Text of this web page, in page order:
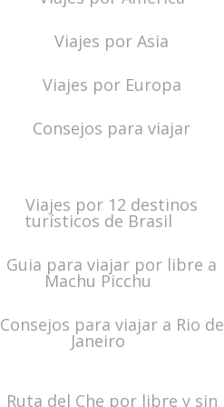
Viajes por Asia
Viajes por Europa
Consejos para viajar
Viajes por 12 destinos
turísticos de Brasil
Guia para viajar por libre a
Machu Picchu
Consejos para viajar a Rio de
Janeiro
Ruta del Che por libre y sin